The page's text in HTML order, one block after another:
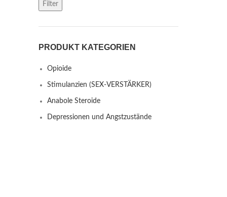
Filter
PRODUKT KATEGORIEN
Opioide
Stimulanzien (SEX-VERSTÄRKER)
Anabole Steroide
Depressionen und Angstzustände